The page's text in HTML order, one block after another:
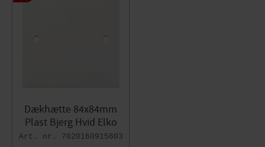
Dækhætte 84x84mm
Plast Bjerg Hvid Elko
7020160915603